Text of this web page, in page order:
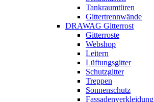
Tankraumtüren
Gittertrennwände
DRAWAG Gitterrost
Gitterroste
Webshop
Leitern
Lüftungsgitter
Schutzgitter
Treppen
Sonnenschutz
Fassadenverkleidung